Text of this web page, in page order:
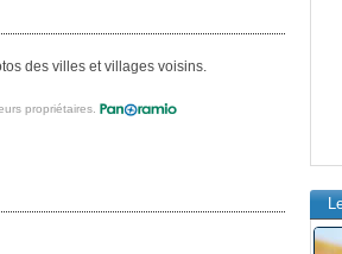
des villes et villages voisins.
propriétaires.